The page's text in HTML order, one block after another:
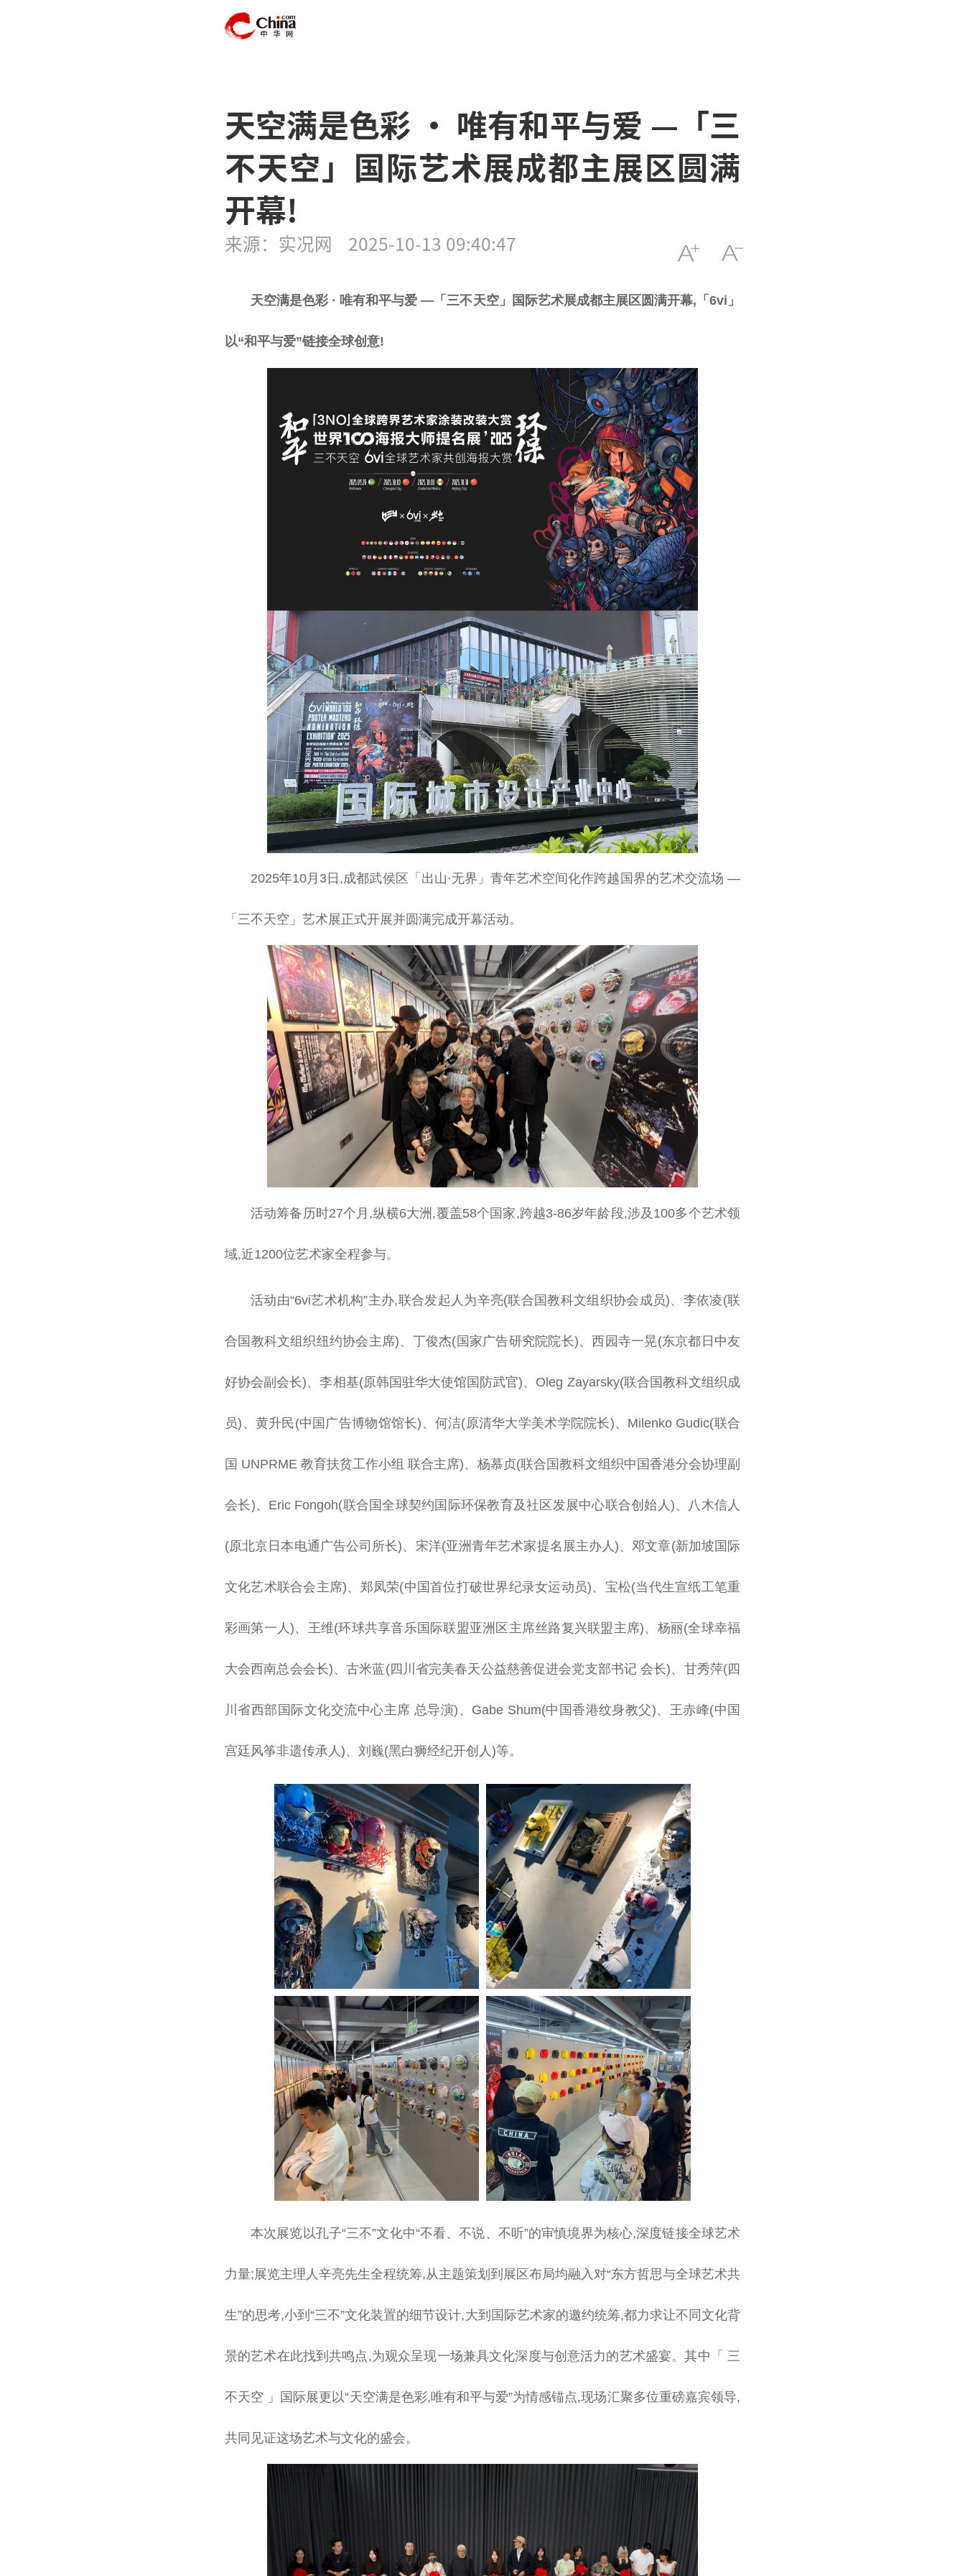
天空满是色彩 · 唯有和平与爱 —「三
不天空」国际艺术展成都主展区圆满
开幕!
来源：实况网 2025-10-13 09:40:47
天空满是色彩 · 唯有和平与爱 —「三不天空」国际艺术展成都主展区圆满开幕,「6vi」
以“和平与爱”链接全球创意!
2025年10月3日,成都武侯区「出山·无界」青年艺术空间化作跨越国界的艺术交流场 —
「三不天空」艺术展正式开展并圆满完成开幕活动。
活动筹备历时27个月,纵横6大洲,覆盖58个国家,跨越3-86岁年龄段,涉及100多个艺术领
域,近1200位艺术家全程参与。
活动由“6vi艺术机构”主办,联合发起人为辛亮(联合国教科文组织协会 成员)、李依凌(联
合国 教科文组织纽约协会主席)、丁俊杰(国家广告研究院院长)、西园寺一晃(东京都日中友
好协会副会长)、李相基(原韩国驻华大使馆国防武官)、Oleg Zayarsky(联合国教科文组织成
员)、黄升民(中国 广告博物馆馆长)、何洁(原清华大学美术学院院长)、Milenko Gudic(联合
国 UNPRME 教育扶贫工作小组 联合主席)、杨慕贞(联合国教科文组织中国香港分会协理副
会长)、Eric Fongoh(联合国全球契约国际环保教育及社区发展中心联合创始人)、八木信人
(原北京日本电通广告公司 所长)、宋洋(亚洲青年艺术家提名展主办人)、邓文章(新加坡国际
文化艺术联合会主席)、郑凤荣(中国首位打破世界纪录女运动员)、宝松(当代生宣纸工笔重
彩画第一人)、王维(环球共享音乐国际联盟亚洲区主席丝路复兴联盟 主席)、杨丽(全球幸福
大会西南总会会长)、古米蓝(四川省完美春天公益慈善促进会党支部书记 会长)、甘秀萍(四
川省西部国际文化交流中心主席 总导演)、Gabe Shum(中国香港纹身教父)、王赤峰(中国
宫廷风筝非遗传承人)、刘巍(黑白狮经纪开创人)等。
本次展览以孔子“三不”文化中“不看、不说、不听”的审慎境界为核心,深度链接全球艺术
力量;展览主理人辛亮先生全程统筹,从主题策划到展区布局均融入对“东方哲思与全球艺术共
生”的思考,小到“三不”文化装置的细节设计,大到国际艺术家的邀约统筹,都力求让不同文化背
景的艺术在此找到共鸣点,为观众呈现一场兼具文化深度与创意活力的艺术盛宴。其中「 三
不天空 」国际展更以“天空满是色彩,唯有和平与爱”为情感锚点,现场汇聚多位重磅嘉宾领导,
共同见证这场艺术与文化的盛会。